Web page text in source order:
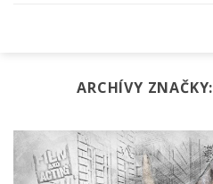
ARCHÍVY ZNAČKY: